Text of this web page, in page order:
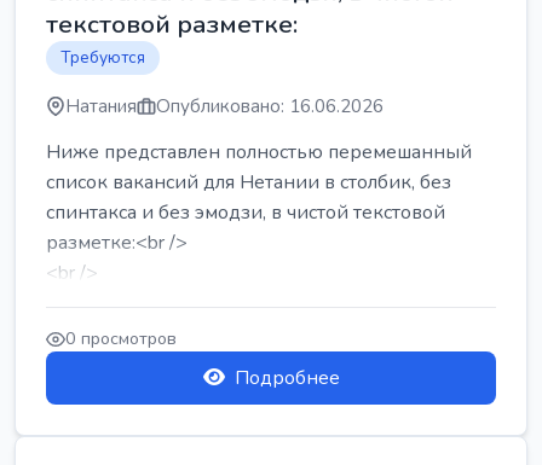
текстовой разметке:
Требуются
Натания Опубликовано: 16.06.2026
Ниже представлен полностью перемешанный
список вакансий для Нетании в столбик, без
спинтакса и без эмодзи, в чистой текстовой
разметке:<br />
<br />
Работа в Нетании на мебельном производстве:
требу...
0 просмотров
Подробнее